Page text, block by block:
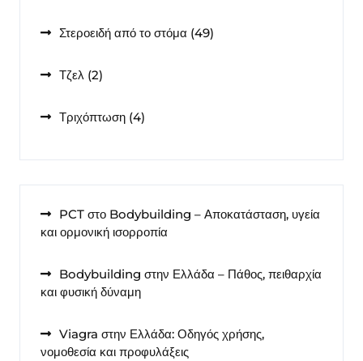
Στεροειδή από το στόμα 4949
Τζελ 22
Τριχόπτωση 44
PCT στο Bodybuilding – Αποκατάσταση, υγεία
και ορμονική ισορροπία
Bodybuilding στην Ελλάδα – Πάθος, πειθαρχία
και φυσική δύναμη
Viagra στην Ελλάδα: Οδηγός χρήσης,
νομοθεσία και προφυλάξεις